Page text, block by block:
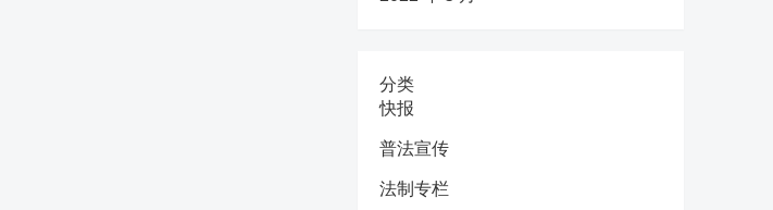
分类
快报
普法宣传
法制专栏